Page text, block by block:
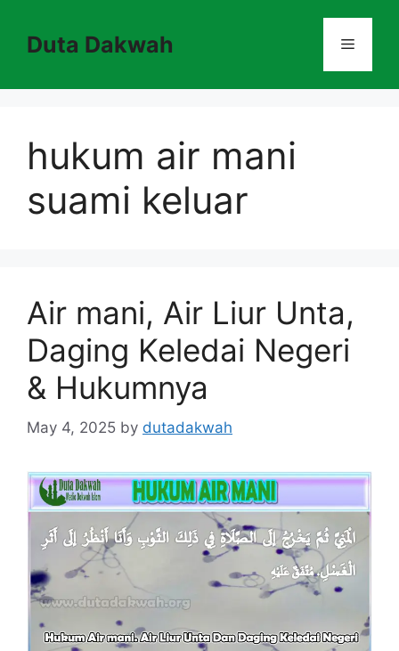
contentDuta Dakwah Menu
hukum air mani
suami keluar
Air mani, Air Liur Unta,
Daging Keledai Negeri
& Hukumnya
May 4, 2025 by dutadakwah